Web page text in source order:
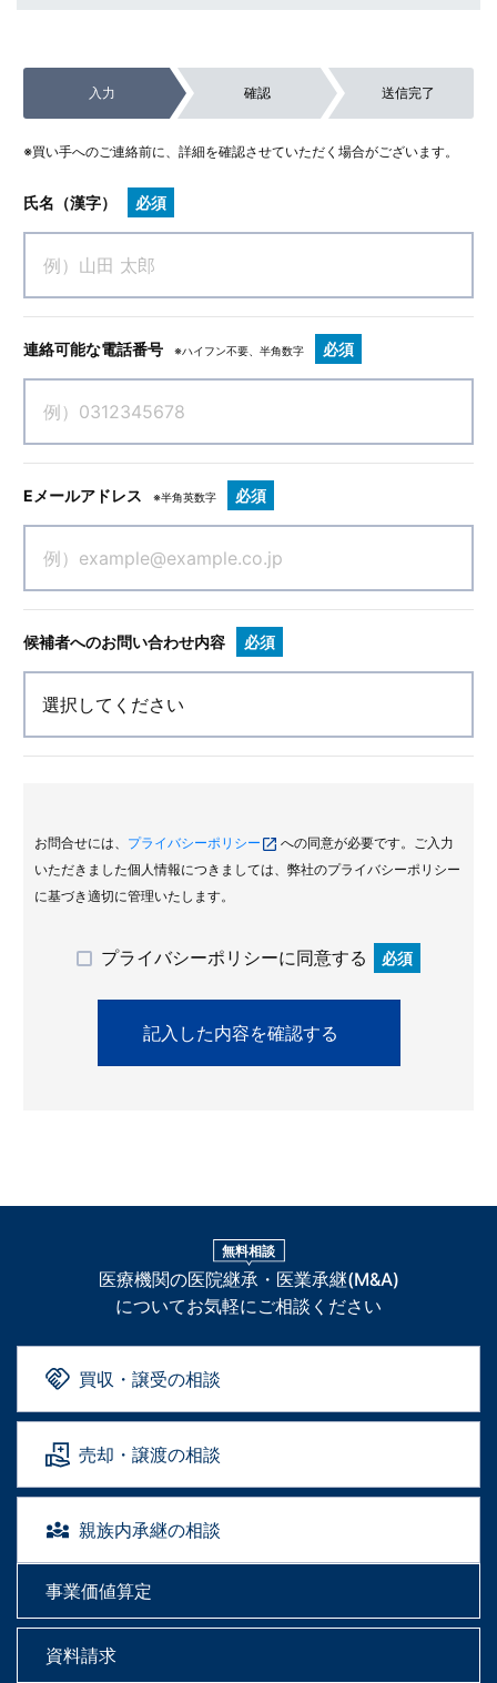
計画等に合わせ、じっくりと時間をかけて丁寧な承継の準
備を進めることが可能です。
広さが70坪未満の案件や、2階以上でエレベーターが無い
など、整形外科・リハビリに適さない案件。
入力 確認 送信完了
※買い手へのご連絡前に、詳細を確認させていただく場合がございます。
氏名（漢字） 必須
連絡可能な電話番号 ※ハイフン不要、半角数字 必須
Eメールアドレス ※半角英数字 必須
候補者へのお問い合わせ内容 必須
お問合せには、 プライバシーポリシー
への同意が必要です。ご入力
いただきました個人情報につきましては、弊社のプライバシーポリシー
に基づき適切に管理いたします。
プライバシーポリシーに同意する 必須
無料相談
医療機関の医院継承・医業承継(M&A)
についてお気軽にご相談ください
買収・譲受の相談
売却・譲渡の相談
親族内承継の相談
事業価値算定
資料請求